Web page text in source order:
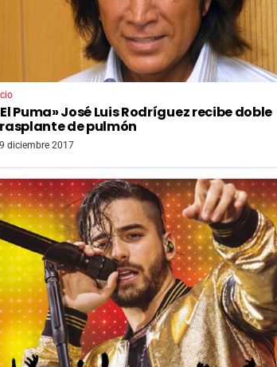
Puma» José Luis Rodríguez recibe doble
de pulmón
diciembre 2017